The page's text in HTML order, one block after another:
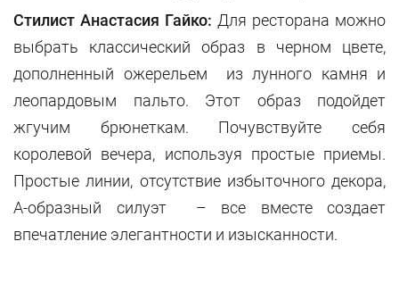
Стилист Анастасия Гайко: Для ресторана можно
выбрать классический образ в черном цвете,
дополненный ожерельем из лунного камня и
леопардовым пальто. Этот образ подойдет
жгучим брюнеткам. Почувствуйте себя
королевой вечера, используя простые приемы.
Простые линии, отсутствие избыточного декора,
А-образный силуэт – все вместе создает
впечатление элегантности и изысканности.